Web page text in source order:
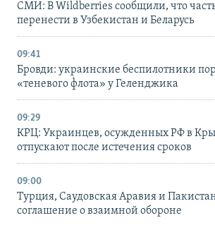
СМИ: В Wildberries сообщили, что
перенести в Узбекистан и Беларусь
09:41
Бровди: украинские беспилотники
«теневого флота» у Геленджика
09:29
КРЦ: Украинцев, осужденных РФ в
отпускают после истечения сроков
09:00
Турция, Саудовская Аравия и
соглашение о взаимной обороне